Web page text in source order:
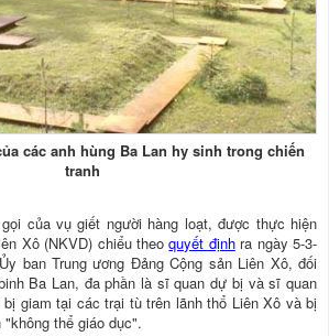
các anh hùng Ba Lan hy sinh trong chiến
tranh
của vụ giết người hàng loạt, được thực hiện
Xô (NKVD) chiểu theoquyết địnhra ngày 5-3-
ban Trung ương Đảng Cộng sản Liên Xô, đối
Ba Lan, đa phần là sĩ quan dự bị và sĩ quan
giam tại các trại tù trên lãnh thổ Liên Xô và bị
thể giáo dục".